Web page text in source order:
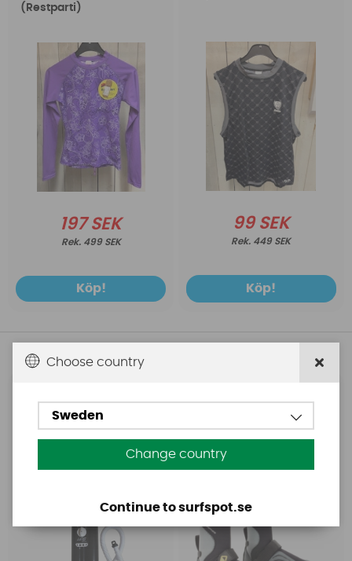
(Restparti)
197 SEK
499 SEK
Köp!
99 SEK
449 SEK
Köp!
Andra köpte även
HP6
HP6 Triple Action Pump
(30 psi)
Neil Pryde
Neil Pryde 5000 stl
36/37 (Restparti)
Choose country
Sweden
Change country
Continue to surfspot.se